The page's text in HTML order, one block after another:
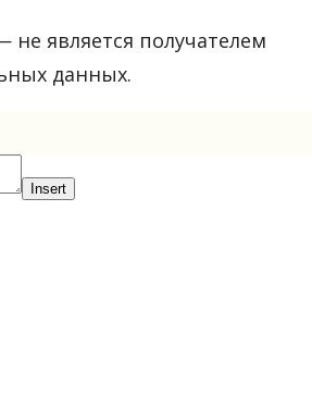
не является получателем
данных.
Insert